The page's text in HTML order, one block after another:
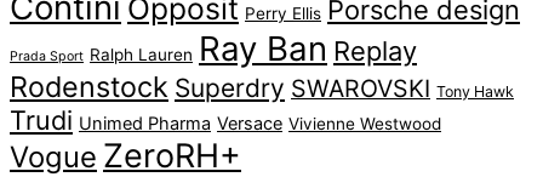
Opposit Perry Ellis Porsche design
Prada Sport Ralph Lauren Ray Ban Replay
Rodenstock Superdry SWAROVSKI Tony Hawk
Trudi Unimed Pharma Versace Vivienne Westwood
Vogue ZeroRH+